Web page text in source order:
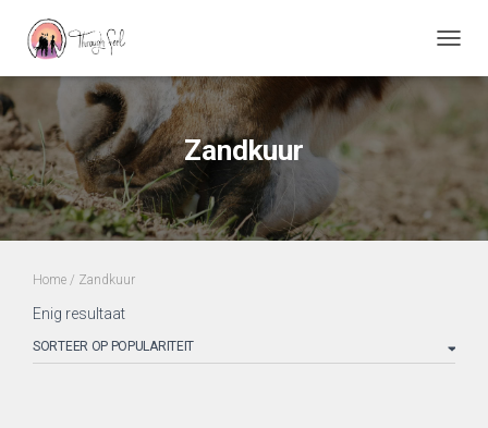
Zandkuur
Home / Zandkuur
Enig resultaat